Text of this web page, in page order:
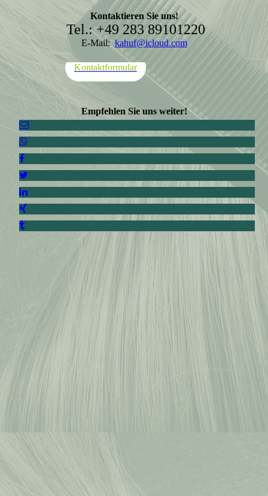
Kontaktieren Sie uns!
Tel.: +49 283 89101220
E-Mail:kahuf@icloud.com
Kontaktformular
Empfehlen Sie uns weiter!